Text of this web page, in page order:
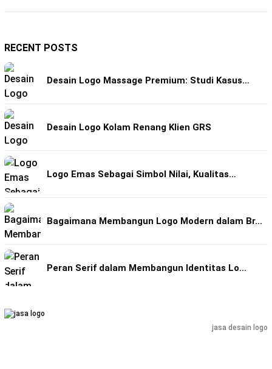
RECENT POSTS
Desain Logo Massage Premium: Studi Kasus…
Desain Logo Kolam Renang Klien GRS
Logo Emas Sebagai Simbol Nilai, Kualitas…
Bagaimana Membangun Logo Modern dalam Br…
Peran Serif dalam Membangun Identitas Lo…
jasa desain logo